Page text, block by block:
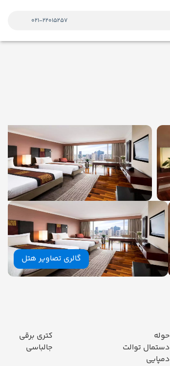
021-22015257
گالری تصاویر هتل
حوله
دستمال توالت
دمپایی
کتری برقی
جالباسی